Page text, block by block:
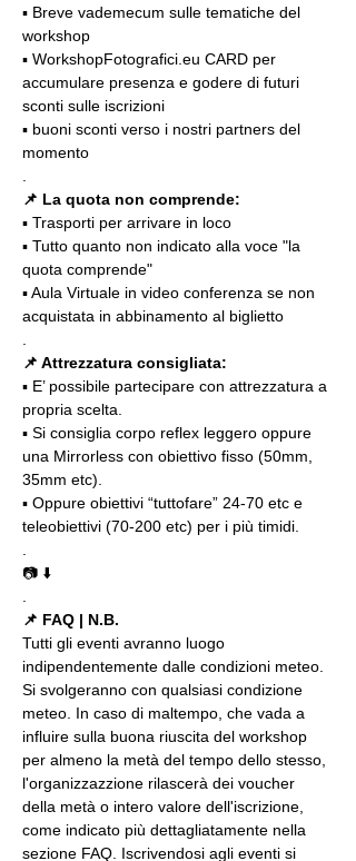
▪️ Breve vademecum sulle tematiche del
workshop
▪️ WorkshopFotografici.eu CARD per
accumulare presenza e godere di futuri
sconti sulle iscrizioni
▪️ buoni sconti verso i nostri partners del
momento
📌 La quota non comprende:
▪️ Trasporti per arrivare in loco
▪️ Tutto quanto non indicato alla voce "la
quota comprende"
▪️ Aula Virtuale in video conferenza se non
acquistata in abbinamento al biglietto
📌 Attrezzatura consigliata:
▪️ E’ possibile partecipare con attrezzatura a
propria scelta.
▪️ Si consiglia corpo reflex leggero oppure
una Mirrorless con obiettivo fisso (50mm,
35mm etc).
▪️ Oppure obiettivi “tuttofare” 24-70 etc e
teleobiettivi (70-200 etc) per i più timidi.
📷 ⬇️
📌 FAQ | N.B.
Tutti gli eventi avranno luogo
indipendentemente dalle condizioni meteo.
Si svolgeranno con qualsiasi condizione
meteo. In caso di maltempo, che vada a
influire sulla buona riuscita del workshop
per almeno la metà del tempo dello stesso,
l'organizzazzione rilascerà dei voucher
della metà o intero valore dell'iscrizione,
come indicato più dettagliatamente nella
sezione FAQ. Iscrivendosi agli eventi si